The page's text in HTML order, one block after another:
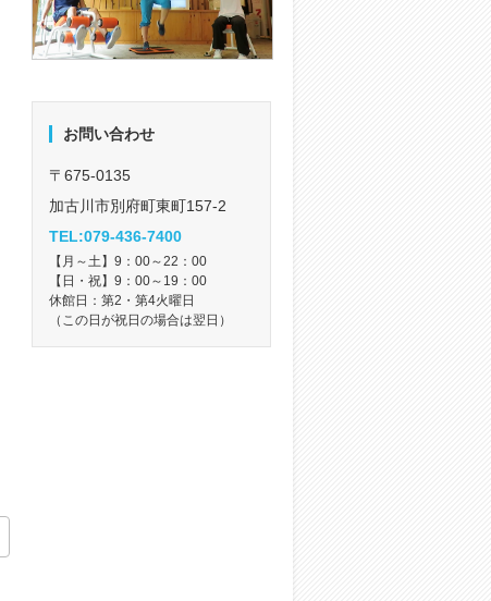
お問い合わせ
〒675-0135
加古川市別府町東町157-2
TEL:079-436-7400
【月～土】9：00～22：00
【日・祝】9：00～19：00
休館日：第2・第4火曜日
（この日が祝日の場合は翌日）